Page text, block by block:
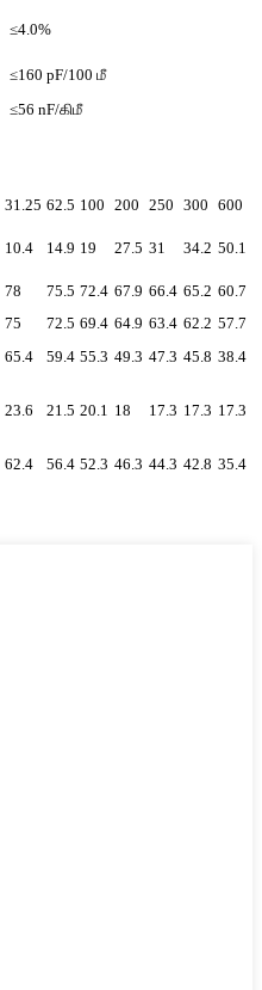
≤4.0%
≤160 pF/100 மீ
≤56 nF/கிமீ
31.25 62.5 100 200 250 300 600
10.4 14.9 19 27.5 31 34.2 50.1
78 75.5 72.4 67.9 66.4 65.2 60.7
75 72.5 69.4 64.9 63.4 62.2 57.7
65.4 59.4 55.3 49.3 47.3 45.8 38.4
23.6 21.5 20.1 18 17.3 17.3 17.3
62.4 56.4 52.3 46.3 44.3 42.8 35.4